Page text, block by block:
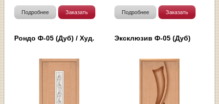
Подробнее Заказать Подробнее Заказать
Рондо Ф-05 (Дуб) / Худ. Эксклюзив Ф-05 (Дуб)